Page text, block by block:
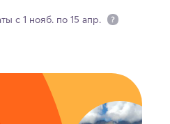
с 1 нояб. по 15 апр.